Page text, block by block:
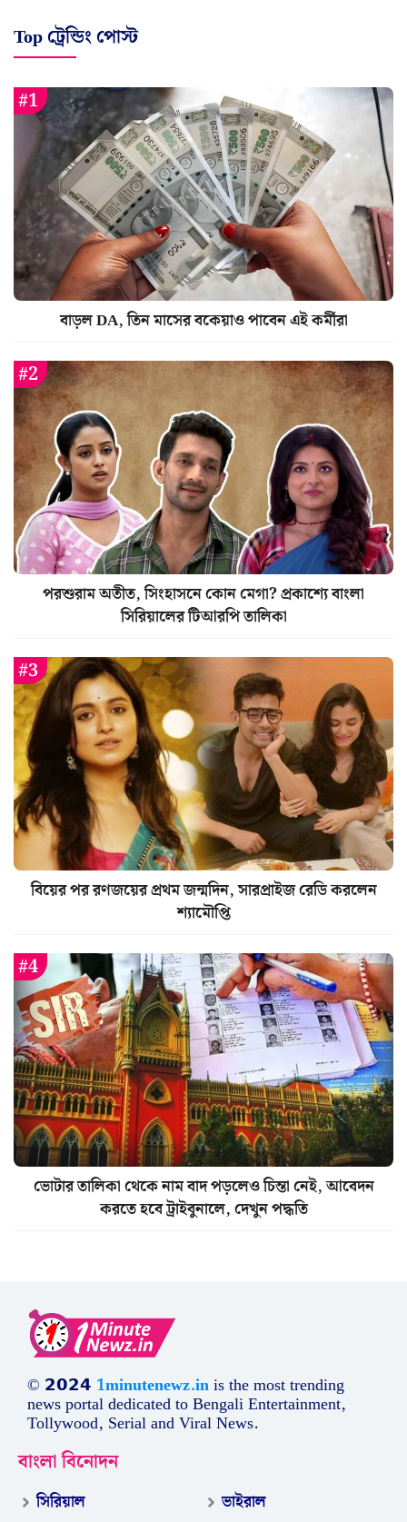
Top ট্রেন্ডিং পোস্ট
বাড়ল DA, তিন মাসের বকেয়াও পাবেন এই কর্মীরা
পরশুরাম অতীত, সিংহাসনে কোন মেগা? প্রকাশ্যে বাংলা
সিরিয়ালের টিআরপি তালিকা
বিয়ের পর রণজয়ের প্রথম জন্মদিন, সারপ্রাইজ রেডি করলেন
শ্যামৌপ্তি
ভোটার তালিকা থেকে নাম বাদ পড়লেও চিন্তা নেই, আবেদন
করতে হবে ট্রাইবুনালে, দেখুন পদ্ধতি
© 𝟮𝟬𝟮𝟰 1minutenewz.inis the most trending
news portal dedicated to Bengali Entertainment,
Tollywood, Serial and Viral News.
বাংলা বিনোদন
সিরিয়াল
ভাইরাল